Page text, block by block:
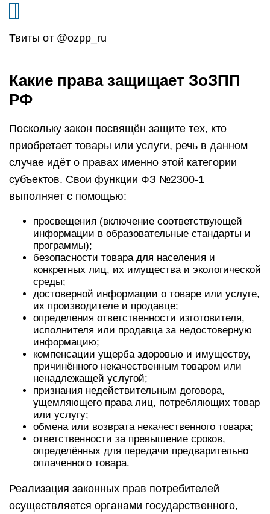
Твиты от @ozpp_ru
Какие права защищает ЗоЗПП
РФ
Поскольку закон посвящён защите тех, кто
приобретает товары или услуги, речь в данном
случае идёт о правах именно этой категории
субъектов. Свои функции ФЗ №2300-1
выполняет с помощью:
просвещения (включение соответствующей
информации в образовательные стандарты и
программы);
безопасности товара для населения и
конкретных лиц, их имущества и экологической
среды;
достоверной информации о товаре или услуге,
их производителе и продавце;
определения ответственности изготовителя,
исполнителя или продавца за недостоверную
информацию;
компенсации ущерба здоровью и имуществу,
причинённого некачественным товаром или
ненадлежащей услугой;
признания недействительным договора,
ущемляющего права лиц, потребляющих товар
или услугу;
обмена или возврата некачественного товара;
ответственности за превышение сроков,
определённых для передачи предварительно
оплаченного товара.
Реализация законных прав потребителей
осуществляется органами государственного,